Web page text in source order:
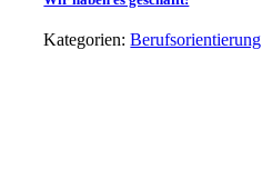
Kategorien:Berufsorientierung